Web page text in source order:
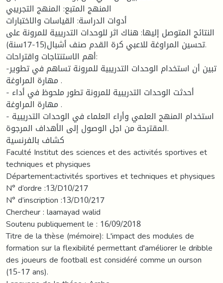
المنهج المتبع: المنهج التجريبي
أدوات الدراسة: القياسات والاختبارات
النتائج المتوصل إليها: هناك اثر للوحدات التدريبية للمرونة على
تحسين المراوغة للاعبي كرة القدم صنف أشبال(15-17سنة).
أهم الاستنتاجات واقتراحات:
-تبين أن استخدام الوحدات التدريبية للمرونة تساهم في تطوير
مهارة المراوغة .
- أحدثت الوحدات التدريبية للمرونة تطور ملحوظ في أداء
مهارة المراوغة .
- استخدام المنهج العلمي وأراء العلماء في الوحدات التدريبية
المقترحة من اجل الوصول إلى الأهداف المرجوة.
كشاف بالفرنسية
Faculté Institut des sciences et des activités sportives et
techniques et physiques
Département:activités sportives et techniques et physiques
N° d’ordre :13/D10/217
N° d’inscription :13/D10/217
Chercheur : laamayad walid
Soutenu publiquement le : 16/09/2018
Titre de la thèse (mémoire): L'impact des modules de
formation sur la flexibilité permettant d'améliorer le dribble
des joueurs de football est considéré comme un ourson
(15-17 ans).